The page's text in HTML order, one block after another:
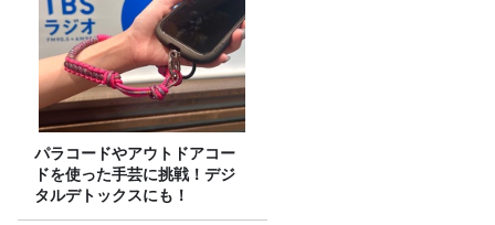
パラコードやアウトドアコー
ドを使った手芸に挑戦！デジ
タルデトックスにも！